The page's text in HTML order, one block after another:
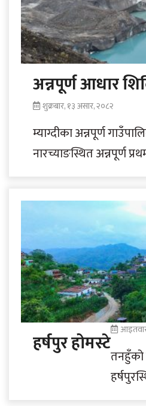
अन्नपूर्ण आधार
शुक्रबार, १३ असार, २०८२
म्याग्दीका अन्नपूर्ण
नारच्याङस्थित अन्नपूर्ण
हर्षपुर होमस्टेतनहुँको